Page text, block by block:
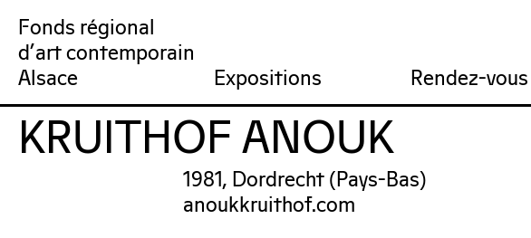
Fonds régional
d'art contemporain
Alsace
FRAC Alsace
Expositions Rendez-vous
Collection Collection en ligne Artistes Dernières acquisitions Projet
Venir au FRAC Prochains rendez-vous Jardin du FRAC Portail du FRAC Nous
Qu’est-ce qu’un FRAC ? Équipe du FRAC Réseau et partenaires Recrutement
KRUITHOF ANOUK
1981, Dordrecht (Pays-Bas)
anoukkruithof.com